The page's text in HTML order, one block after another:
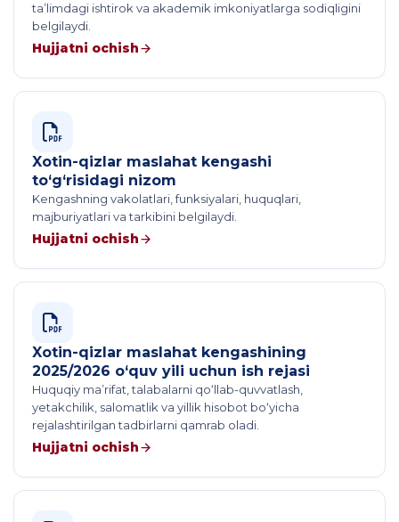
ta’limdagi ishtirok va akademik imkoniyatlarga sodiqligini
belgilaydi.
Hujjatni ochish
Xotin-qizlar maslahat kengashi
to‘g‘risidagi nizom
Kengashning vakolatlari, funksiyalari, huquqlari,
majburiyatlari va tarkibini belgilaydi.
Hujjatni ochish
Xotin-qizlar maslahat kengashining
2025/2026 o‘quv yili uchun ish rejasi
Huquqiy ma’rifat, talabalarni qo‘llab-quvvatlash,
yetakchilik, salomatlik va yillik hisobot bo‘yicha
rejalashtirilgan tadbirlarni qamrab oladi.
Hujjatni ochish